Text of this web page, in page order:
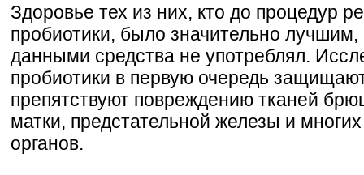
Здоровье тех из них, кто до процедур
пробиотики, было значительно лучшим,
данными средства не употреблял.
пробиотики в первую очередь
препятствуют повреждению тканей
матки, предстательной железы и
органов.